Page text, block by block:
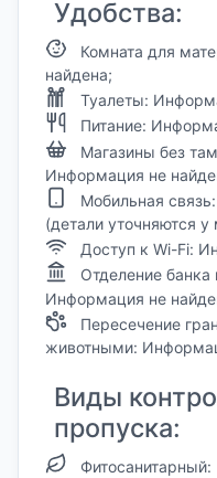
Удобства:
Комната для
найдена;
Туалеты:
Питание:
Магазины без
Информация не
Мобильная
(детали уточняются
Доступ к Wi-Fi:
Отделение
Информация не
Пересечение
животными:
Виды
пропуска:
Фитосанитарный: